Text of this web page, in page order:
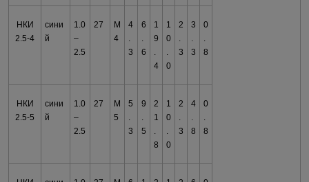
НКИ
2.5-4
сини
й
1.0
–
2.5
27
М
4
4
3
6
6
1
9
4
1
0
0
2
3
3
3
0
8
НКИ
2.5-5
сини
й
1.0
–
2.5
27
М
5
5
3
9
5
2
1
8
1
0
0
2
3
4
8
0
8